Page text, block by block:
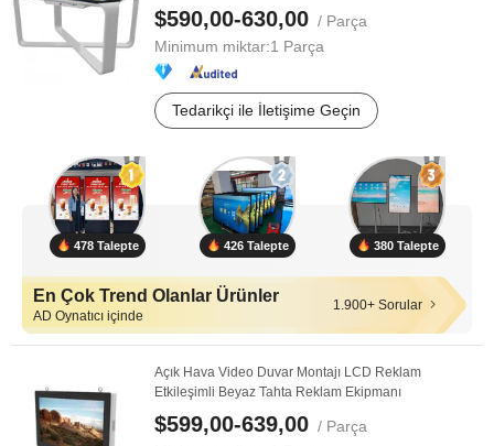
$590,00-630,00 / Parça
Minimum miktar:1 Parça
Tedarikçi ile İletişime Geçin
478 Talepte 426 Talepte 380 Talepte
En Çok Trend Olanlar Ürünler
AD Oynatıcı içinde
1.900+ Sorular
Açık Hava Video Duvar Montajı LCD Reklam
Etkileşimli Beyaz Tahta Reklam Ekipmanı
$599,00-639,00 / Parça